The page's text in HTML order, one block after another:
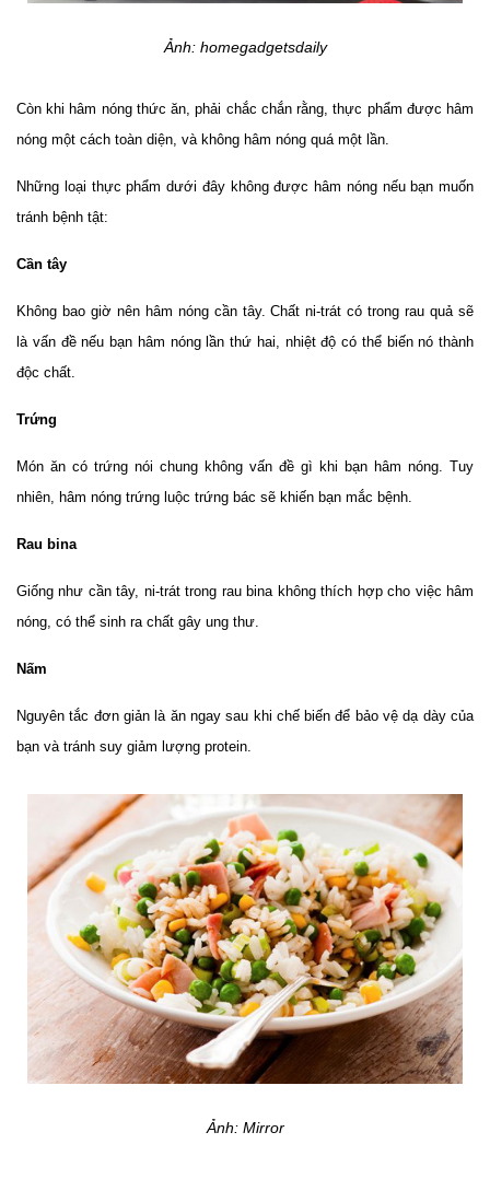
Ảnh: homegadgetsdaily
Còn khi hâm nóng thức ăn, phải chắc chắn rằng, thực phẩm được hâm
nóng một cách toàn diện, và không hâm nóng quá một lần.
Những loại thực phẩm dưới đây không được hâm nóng nếu bạn muốn
tránh bệnh tật:
Cần tây
Không bao giờ nên hâm nóng cần tây. Chất ni-trát có trong rau quả sẽ
là vấn đề nếu bạn hâm nóng lần thứ hai, nhiệt độ có thể biến nó thành
độc chất.
Trứng
Món ăn có trứng nói chung không vấn đề gì khi bạn hâm nóng. Tuy
nhiên, hâm nóng trứng luộc trứng bác sẽ khiến bạn mắc bệnh.
Rau bina
Giống như cần tây, ni-trát trong rau bina không thích hợp cho việc hâm
nóng, có thể sinh ra chất gây ung thư.
Nấm
Nguyên tắc đơn giản là ăn ngay sau khi chế biến để bảo vệ dạ dày của
bạn và tránh suy giảm lượng protein.
Ảnh: Mirror